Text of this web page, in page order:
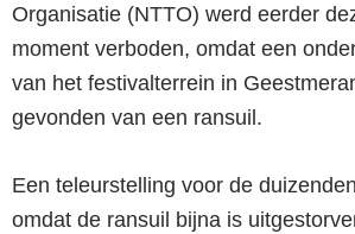
Organisatie (NTTO) werd eerder
moment verboden, omdat een
van het festivalterrein in
gevonden van een ransuil.
Een teleurstelling voor de
omdat de ransuil bijna is